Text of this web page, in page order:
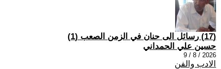
(17) رسائل الى حنان في الزمن الصعب (1)
حسين علي الحمداني
2026 / 8 / 9
الادب والفن